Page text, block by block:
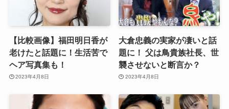
【比較画像】福田明日香が
老けたと話題に！生活苦で
ヘア写真集も！
2023年4月8日
大倉忠義の実家が凄いと話
題に！ 父は鳥貴族社長、世
襲させないと断言か？
2023年4月8日